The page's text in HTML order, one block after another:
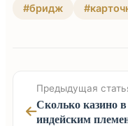
#бридж
Предыдущая
Сколько казино
индейским